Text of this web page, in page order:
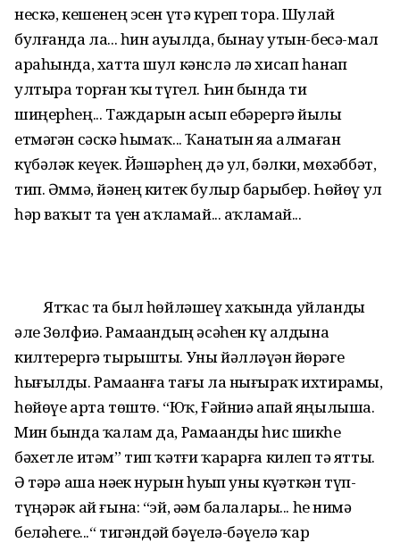
нескә, кешенең эсен үтә күреп тора. Шулай
булғанда ла... һин ауылда, бынау утын-бесә-мал
араһында, хатта шул кәнслә лә хисап һанап
ултыра торған ҡыҙ түгел. Һин бында тиҙ
шиңерһең... Таждарын асып ебәрергә йылы
етмәгән сәскә һымаҡ... Ҡанатын яҙа алмаған
күбәләк кеүек. Йәшәрһең дә ул, бәлки, мөхәббәт,
тип. Әммә, йәнең китек булыр барыбер. Һөйөү ул
һәр ваҡыт та үҙен аҡламай... аҡламай...
Ятҡас та был һөйләшеү хаҡында уйланды
әле Зөлфиә. Рамаҙандың әсәһен күҙ алдына
килтерергә тырышты. Уны йәлләүҙән йөрәге
һығылды. Рамаҙанға тағы ла нығыраҡ ихтирамы,
һөйөүе арта төштө. “Юҡ, Ғәйниә апай яңылыша.
Мин бында ҡалам да, Рамаҙанды һис шикһеҙ
бәхетле итәм” тип ҡәтғи ҡарарға килеп тә ятты.
Ә тәҙрә аша нәҙек нурын һуҙып уны күҙәткән түп-
түңәрәк ай ғына: “эй, әҙәм балалары... һеҙ нимә
беләһегеҙ...“ тигәндәй бәүелә-бәүелә ҡар